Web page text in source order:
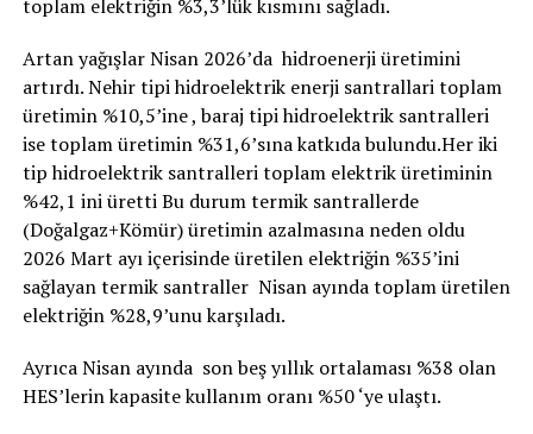
toplam elektriğin %3,3’lük kısmını sağladı.
Artan yağışlar Nisan 2026’da hidroenerji üretimini
artırdı. Nehir tipi hidroelektrik enerji santrallari toplam
üretimin %10,5’ine , baraj tipi hidroelektrik santralleri
ise toplam üretimin %31,6’sına katkıda bulundu.Her iki
tip hidroelektrik santralleri toplam elektrik üretiminin
%42,1 ini üretti Bu durum termik santrallerde
(Doğalgaz+Kömür) üretimin azalmasına neden oldu
2026 Mart ayı içerisinde üretilen elektriğin %35’ini
sağlayan termik santraller Nisan ayında toplam üretilen
elektriğin %28,9’unu karşıladı.
Ayrıca Nisan ayında son beş yıllık ortalaması %38 olan
HES’lerin kapasite kullanım oranı %50 ‘ye ulaştı.